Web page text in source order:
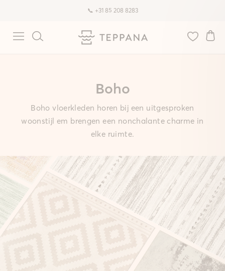
🚚 Gratis verzending & retourneren
Boho
Boho vloerkleden horen bij een uitgesproken
woonstijl em brengen een nonchalante charme in
elke ruimte.